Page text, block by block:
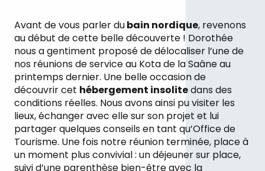
Avant de vous parler dubain nordique, revenons
au début de cette belle découverte ! Dorothée
nous a gentiment proposé de délocaliser l’une de
nos réunions de service au Kota de la Saâne au
printemps dernier. Une belle occasion de
découvrir cet hébergement insolitedans des
conditions réelles. Nous avons ainsi pu visiter les
lieux, échanger avec elle sur son projet et lui
partager quelques conseils en tant qu’Office de
Tourisme. Une fois notre réunion terminée, place à
un moment plus convivial : un déjeuner sur place,
suivi d’une parenthèse bien-être avec la